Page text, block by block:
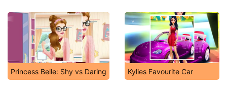
Princess Belle: Shy vs Daring Kylies Favourite Car